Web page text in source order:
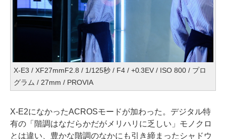
X-E3 / XF27mmF2.8 / 1/125秒 / F4 / +0.3EV / ISO 800 / プロ
グラム / 27mm / PROVIA
X-E2になかったACROSモードが加わった。デジタル特
有の「階調はなだらかだがメリハリに乏しい」モノクロ
とは違い、豊かな階調のなかにも引き締まったシャドウ